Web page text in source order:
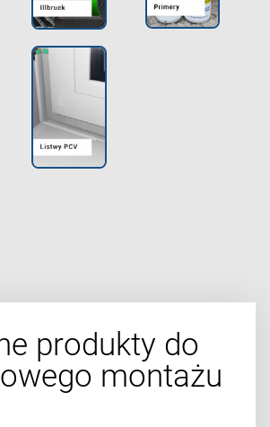
produkty do
montażu